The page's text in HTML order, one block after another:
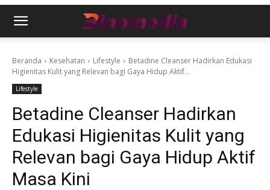
Beranda Kesehatan Lifestyle
Betadine Cleanser Hadirkan Edukasi
Higienitas Kulit yang Relevan bagi Gaya Hidup Aktif...
Lifestyle
Betadine Cleanser Hadirkan
Edukasi Higienitas Kulit yang
Relevan bagi Gaya Hidup Aktif
Masa Kini